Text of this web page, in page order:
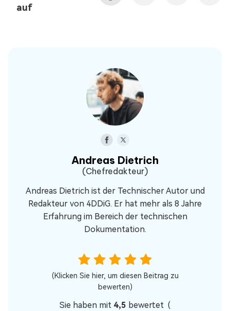
auf
Andreas Dietrich
(Chefredakteur)
Andreas Dietrich ist der Technischer Autor und
Redakteur von 4DDiG. Er hat mehr als 8 Jahre
Erfahrung im Bereich der technischen
Dokumentation.
(Klicken Sie hier, um diesen Beitrag zu
bewerten)
Sie haben mit 4,5 bewertet (